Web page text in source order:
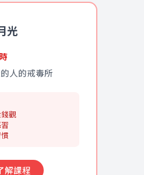
光
人的戒毒所
觀
解課程